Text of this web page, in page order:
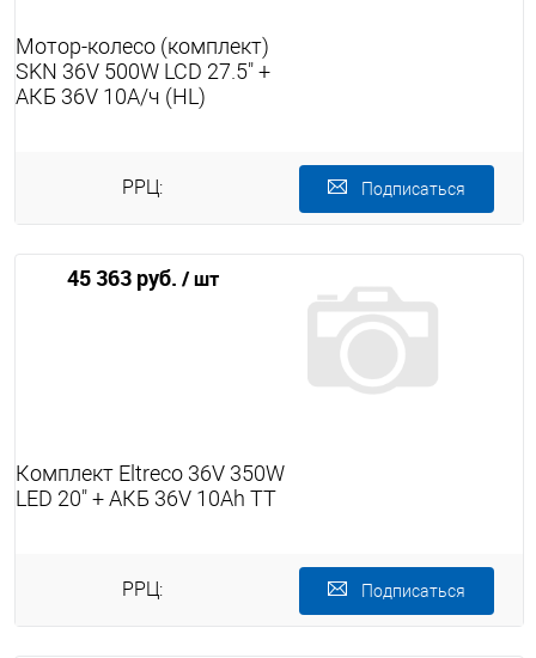
Мотор-колесо (комплект)
SKN 36V 500W LCD 27.5" +
АКБ 36V 10А/ч (HL)
РРЦ:
45 363 руб. / шт
Подписаться
Комплект Eltreco 36V 350W
LED 20" + АКБ 36V 10Ah TT
РРЦ: Подписаться